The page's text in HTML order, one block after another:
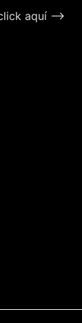
aquí –>